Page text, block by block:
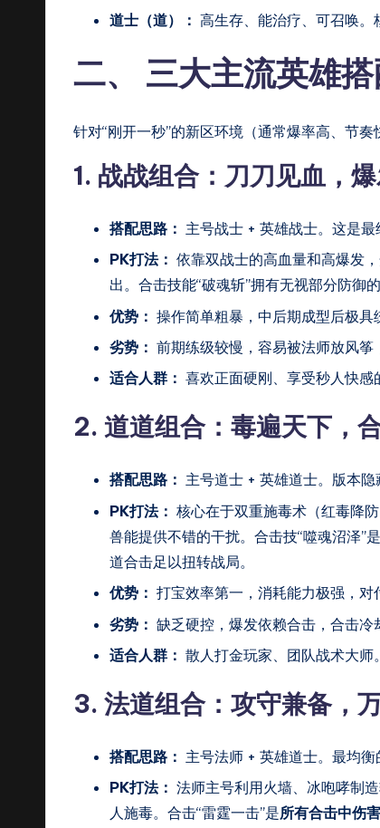
道士（道）： 高生存、能治疗、可召唤。
二、 三大主流英雄
针对“刚开一秒”的新区环境（通常爆率高、节
1. 战战组合：刀刀见血，
搭配思路： 主号战士 + 英雄战士。这是最
PK打法： 依靠双战士的高血量和高爆发
出。合击技能“破魂斩”拥有无视部分防御
优势： 操作简单粗暴，中后期成型后极具
劣势： 前期练级较慢，容易被法师放风筝
适合人群： 喜欢正面硬刚、享受秒人快感
2. 道道组合：毒遍天下，
搭配思路： 主号道士 + 英雄道士。版本隐
PK打法： 核心在于双重施毒术（红毒降
兽能提供不错的干扰。合击技“噬魂沼泽”
道合击足以扭转战局。
优势： 打宝效率第一，消耗能力极强，对
劣势： 缺乏硬控，爆发依赖合击，合击冷
适合人群： 散人打金玩家、团队战术大师。
3. 法道组合：攻守兼备，
搭配思路： 主号法师 + 英雄道士。最均衡
PK打法： 法师主号利用火墙、冰咆哮制
人施毒。合击“雷霆一击”是所有合击中伤